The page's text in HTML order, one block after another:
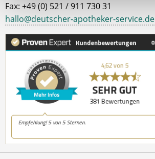
Fax: +49 (0) 521 / 911 730 31
hallo@deutscher-apotheker-service.de